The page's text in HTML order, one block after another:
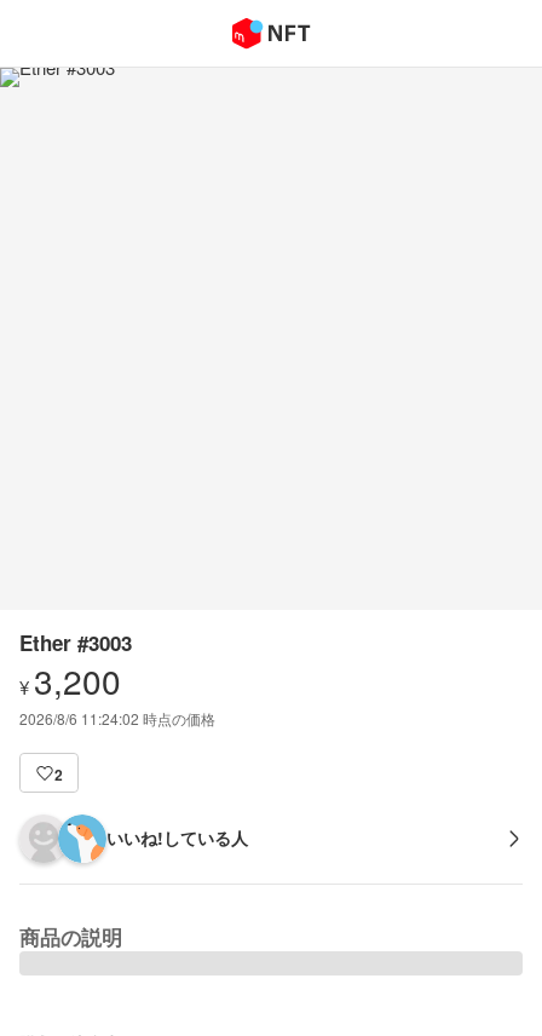
Ether #3003
¥ 3,200
2026/8/6 11:24:02 時点の価格
2
いいね!している人
商品の説明